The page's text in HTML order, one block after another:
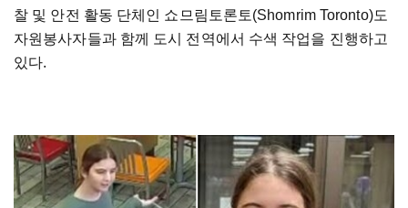
찰 및 안전 활동 단체인 쇼므림토론토(Shomrim Toronto)도
자원봉사자들과 함께 도시 전역에서 수색 작업을 진행하고
있다.